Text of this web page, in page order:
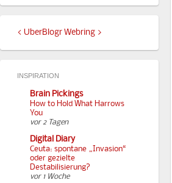
< UberBlogr Webring >
INSPIRATION
Brain Pickings
How to Hold What Harrows
You
vor 2 Tagen
Digital Diary
Ceuta: spontane „Invasion“
oder gezielte
Destabilisierung?
vor 1 Woche